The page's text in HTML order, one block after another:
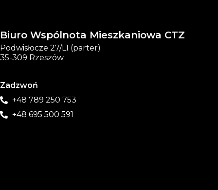
Biuro Wspólnota Mieszkaniowa CTZ
Podwisłocze 27/L1 (parter)
35-309 Rzeszów
Zadzwoń
+48 789 250 753
+48 695 500 591